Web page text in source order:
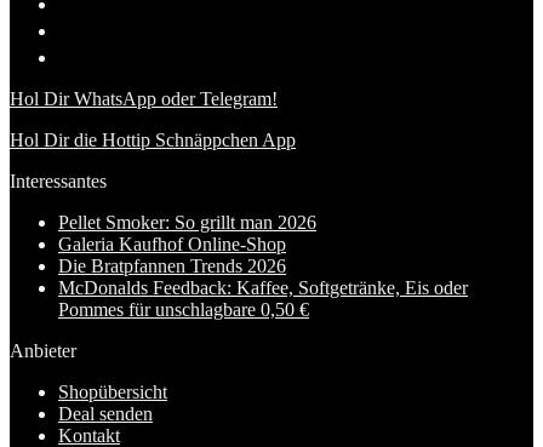
Hol Dir WhatsApp oder Telegram!
Hol Dir die Hottip Schnäppchen App
Interessantes
Pellet Smoker: So grillt man 2026
Galeria Kaufhof Online-Shop
Die Bratpfannen Trends 2026
McDonalds Feedback: Kaffee, Softgetränke, Eis oder
Pommes für unschlagbare 0,50 €
Anbieter
Shopübersicht
Deal senden
Kontakt